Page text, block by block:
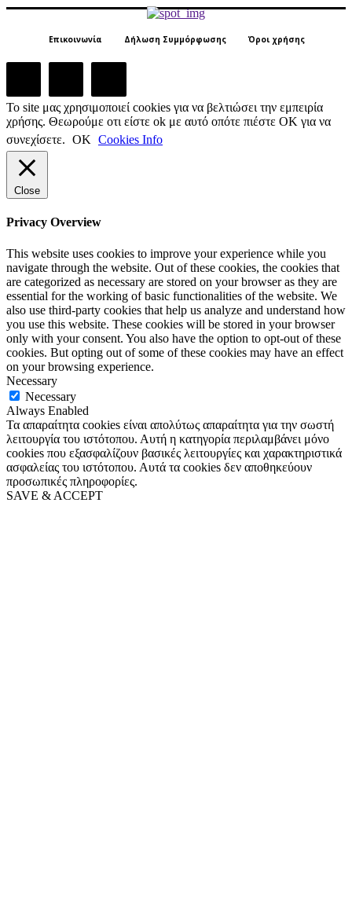
Επικοινωνία Δήλωση Συμμόρφωσης Όροι χρήσης
Το site μας χρησιμοποιεί cookies για να βελτιώσει την εμπειρία
χρήσης. Θεωρούμε οτι είστε ok με αυτό οπότε πιέστε ΟΚ για να
συνεχίσετε. ΟΚ Cookies Info
Close
Privacy Overview
This website uses cookies to improve your experience while you
navigate through the website. Out of these cookies, the cookies that
are categorized as necessary are stored on your browser as they are
essential for the working of basic functionalities of the website. We
also use third-party cookies that help us analyze and understand how
you use this website. These cookies will be stored in your browser
only with your consent. You also have the option to opt-out of these
cookies. But opting out of some of these cookies may have an effect
on your browsing experience.
Necessary
Necessary
Always Enabled
Τα απαραίτητα cookies είναι απολύτως απαραίτητα για την σωστή
λειτουργία του ιστότοπου. Αυτή η κατηγορία περιλαμβάνει μόνο
cookies που εξασφαλίζουν βασικές λειτουργίες και χαρακτηριστικά
ασφαλείας του ιστότοπου. Αυτά τα cookies δεν αποθηκεύουν
προσωπικές πληροφορίες.
SAVE & ACCEPT